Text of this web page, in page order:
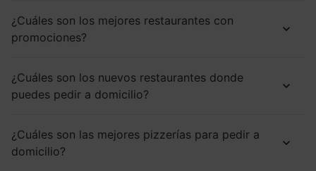
¿Cuáles son los mejores restaurantes con
promociones?
¿Cuáles son los nuevos restaurantes donde
puedes pedir a domicilio?
¿Cuáles son las mejores pizzerías para pedir a
domicilio?